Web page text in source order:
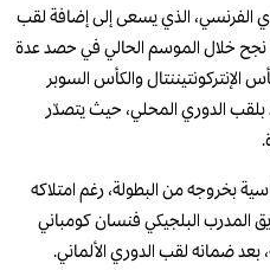
الفرنسي، الذي يسعى إلى إضافة لقب
نجح خلال الموسم الحالي في حصد عدة
الإنتركونتيننتال والكأس السوبر
بلقب الدوري المحلي، حيث يتصدّر
بخروجه من البطولة، رغم امتلاكه
المدرب البلجيكي فنسان كومباني
ضمانه لقب الدوري الألماني.